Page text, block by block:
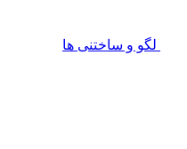
لگو و ساختنی ها